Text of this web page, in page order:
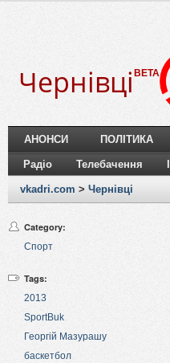
Чернівці BETA
АНОНСИ ПОЛІТИКА
Радіо Телебачення
vkadri.com > Чернівці
Category:
Спорт
Tags:
2013
SportBuk
Георгій Мазурашу
баскетбол